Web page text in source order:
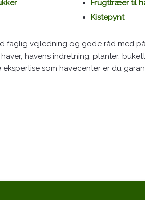
Frugttræer til
Kistepynt
faglig vejledning og gode råd med
havens indretning, planter,
ekspertise som havecenter er du